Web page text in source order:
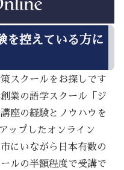
を控えている方に
スクールをお探しです
業の語学スクール「ジ
座の経験とノウハウを
ップしたオンライン
にいながら日本有数の
ルの半額程度で受講で